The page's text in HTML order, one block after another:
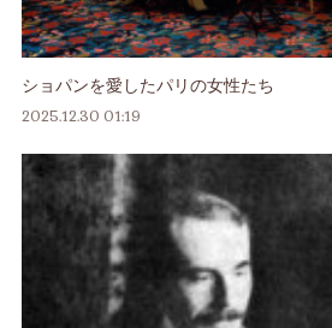
ショパンを愛したパリの女性たち
2025.12.30 01:19